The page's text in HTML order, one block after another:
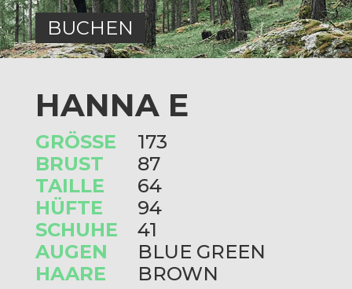
BUCHEN
HANNA E
GRÖSSE
BRUST
TAILLE
HÜFTE
SCHUHE
AUGEN
HAARE
173
87
64
94
41
BLUE GREEN
BROWN